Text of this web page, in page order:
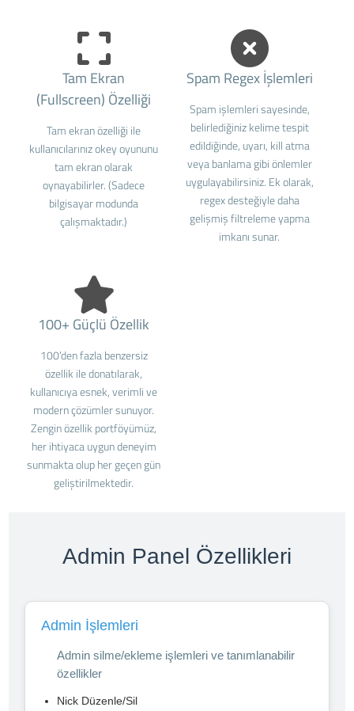
Tam Ekran
(Fullscreen) Özelliği
Tam ekran özelliği ile
kullanıcılarınız okey oyununu
tam ekran olarak
oynayabilirler. (Sadece
bilgisayar modunda
çalışmaktadır.)
Spam Regex İşlemleri
Spam işlemleri sayesinde,
belirlediğiniz kelime tespit
edildiğinde, uyarı, kill atma
veya banlama gibi önlemler
uygulayabilirsiniz. Ek olarak,
regex desteğiyle daha
gelişmiş filtreleme yapma
imkanı sunar.
100+ Güçlü Özellik
100’den fazla benzersiz
özellik ile donatılarak,
kullanıcıya esnek, verimli ve
modern çözümler sunuyor.
Zengin özellik portföyümüz,
her ihtiyaca uygun deneyim
sunmakta olup her geçen gün
geliştirilmektedir.
Admin Panel Özellikleri
Admin İşlemleri
Admin silme/ekleme işlemleri ve tanımlanabilir
özellikler
Nick Düzenle/Sil